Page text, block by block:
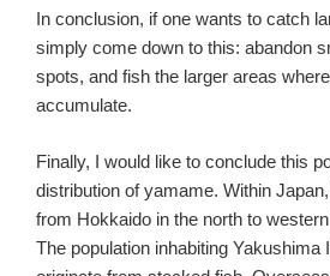
In conclusion, if one wants to catch
simply come down to this: abandon
spots, and fish the larger areas
accumulate.
Finally, I would like to conclude this
distribution of yamame. Within
from Hokkaido in the north to
The population inhabiting Yakushima